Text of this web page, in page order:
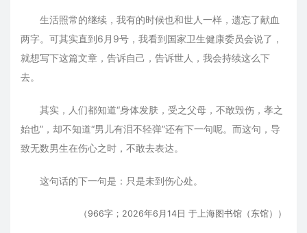
生活照常的继续，我有的时候也和世人一样，遗忘了献血
两字。可其实直到6月9号，我看到国家卫生健康委员会说了，
就想写下这篇文章，告诉自己，告诉世人，我会持续这么下
去。
其实，人们都知道“身体发肤，受之父母，不敢毁伤，孝之
始也”，却不知道“男儿有泪不轻弹”还有下一句呢。而这句，导
致无数男生在伤心之时，不敢去表达。
这句话的下一句是：只是未到伤心处。
（966字；2026年6月14日 于上海图书馆（东馆））